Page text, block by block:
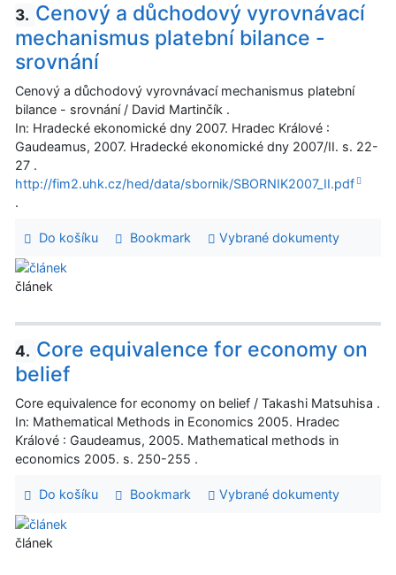
3. Cenový a důchodový vyrovnávací
mechanismus platební bilance -
srovnání
Cenový a důchodový vyrovnávací mechanismus platební
bilance - srovnání / David Martinčík .
In: Hradecké ekonomické dny 2007. Hradec Králové :
Gaudeamus, 2007. Hradecké ekonomické dny 2007/II. s. 22-
27 .
http://fim2.uhk.cz/hed/data/sbornik/SBORNIK2007_II.pdf
.
Do košíku Bookmark Vybrané dokumenty
článek
4. Core equivalence for economy on
belief
Core equivalence for economy on belief / Takashi Matsuhisa .
In: Mathematical Methods in Economics 2005. Hradec
Králové : Gaudeamus, 2005. Mathematical methods in
economics 2005. s. 250-255 .
Do košíku Bookmark Vybrané dokumenty
článek